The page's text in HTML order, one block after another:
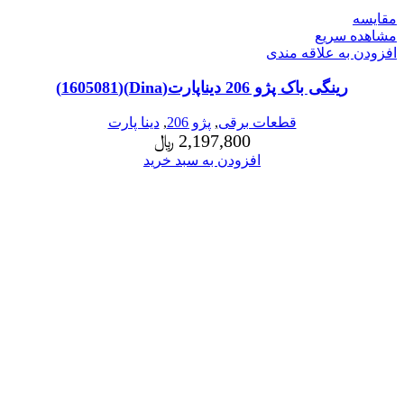
مقایسه
مشاهده سریع
افزودن به علاقه مندی
رینگی باک پژو 206 دیناپارت(Dina)(1605081)
قطعات برقی, پژو 206 ,دینا پارت
2,197,800 ﷼
افزودن به سبد خرید